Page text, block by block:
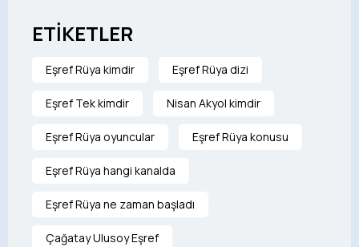
ETİKETLER
Eşref Rüya kimdir Eşref Rüya dizi
Eşref Tek kimdir Nisan Akyol kimdir
Eşref Rüya oyuncular Eşref Rüya konusu
Eşref Rüya hangi kanalda
Eşref Rüya ne zaman başladı
Çağatay Ulusoy Eşref